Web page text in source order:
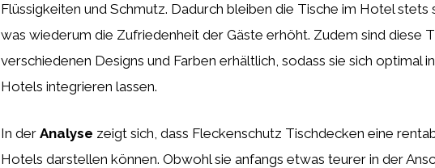
Flüssigkeiten und Schmutz. Dadurch bleiben die Tische im Hotel stets
was wiederum die Zufriedenheit der Gäste erhöht. Zudem sind diese
verschiedenen Designs und Farben erhältlich, sodass sie sich optimal
Hotels integrieren lassen.
In der Analyse zeigt sich, dass Fleckenschutz Tischdecken eine
Hotels darstellen können. Obwohl sie anfangs etwas teurer in der